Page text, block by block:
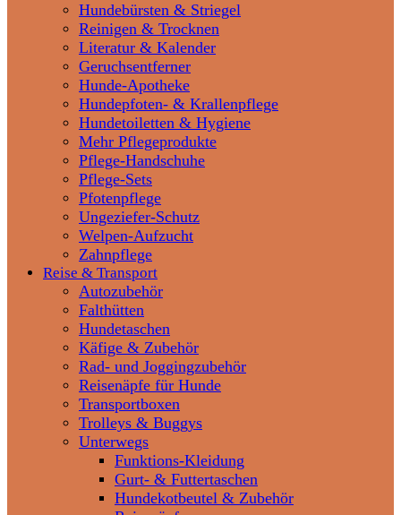
Hundebürsten & Striegel
Reinigen & Trocknen
Literatur & Kalender
Geruchsentferner
Hunde-Apotheke
Hundepfoten- & Krallenpflege
Hundetoiletten & Hygiene
Mehr Pflegeprodukte
Pflege-Handschuhe
Pflege-Sets
Pfotenpflege
Ungeziefer-Schutz
Welpen-Aufzucht
Zahnpflege
Reise & Transport
Autozubehör
Falthütten
Hundetaschen
Käfige & Zubehör
Rad- und Joggingzubehör
Reisenäpfe für Hunde
Transportboxen
Trolleys & Buggys
Unterwegs
Funktions-Kleidung
Gurt- & Futtertaschen
Hundekotbeutel & Zubehör